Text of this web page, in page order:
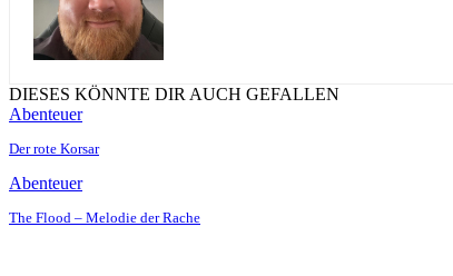
DIESES KÖNNTE DIR AUCH GEFALLEN
Abenteuer
Der rote Korsar
Abenteuer
The Flood – Melodie der Rache